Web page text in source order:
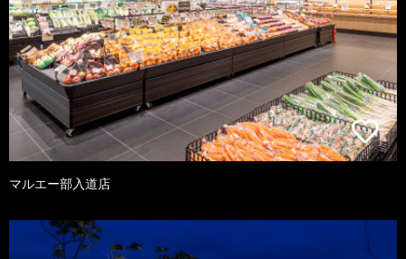
マルエー部入道店